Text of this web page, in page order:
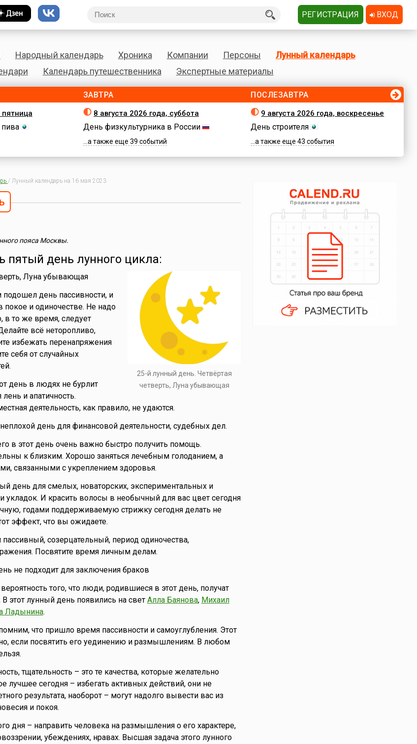
Народный календарь Хроника Компании Персоны
Лунный календарь
Календарь путешественника Экспертные материалы
пятница
ЗАВТРА
8 августа 2026 года, суббота
День физкультурника в России
...а также еще 39 событий
ПОСЛЕЗАВТРА
9 августа 2026 года, воскресенье
День строителя
...а также еще 43 события
/ Лунный календарь на 16 мая 2023
пояса Москвы.
пятый день лунного цикла:
25-й лунный день. Четвёртая
четверть, Луна убывающая
Луна убывающая
подошел день пассивности, и
покое и одиночестве. Не надо
в то же время, следует
всё неторопливо,
избежать перенапряжения
себя от случайных
день в людях не бурлит
лень и апатичность.
деятельность, как правило, не удаются.
день для финансовой деятельности, судебных дел.
в этот день очень важно быстро получить помощь.
к близким. Хорошо заняться лечебным голоданием, а
связанными с укреплением здоровья.
день для смелых, новаторских, экспериментальных и
укладок. И красить волосы в необычный для вас цвет сегодня
годами поддерживаемую стрижку сегодня делать не
эффект, что вы ожидаете.
созерцательный, период одиночества,
Посвятите время личным делам.
не подходит для заключения браков
того, что люди, родившиеся в этот день, получат
этот лунный день появились на свет Алла Баянова, Михаил
Ладынина.
что пришло время пассивности и самоуглубления. Этот
если посвятить его уединению и размышлениям. В любом
тщательность – это те качества, которые желательно
лучшее сегодня – избегать активных действий, они не
результата, наоборот – могут надолго вывести вас из
и покоя.
дня – направить человека на размышления о его характере,
убеждениях, нравах. Высшая задача этого лунного
РЕГИСТРАЦИЯ ВХОД